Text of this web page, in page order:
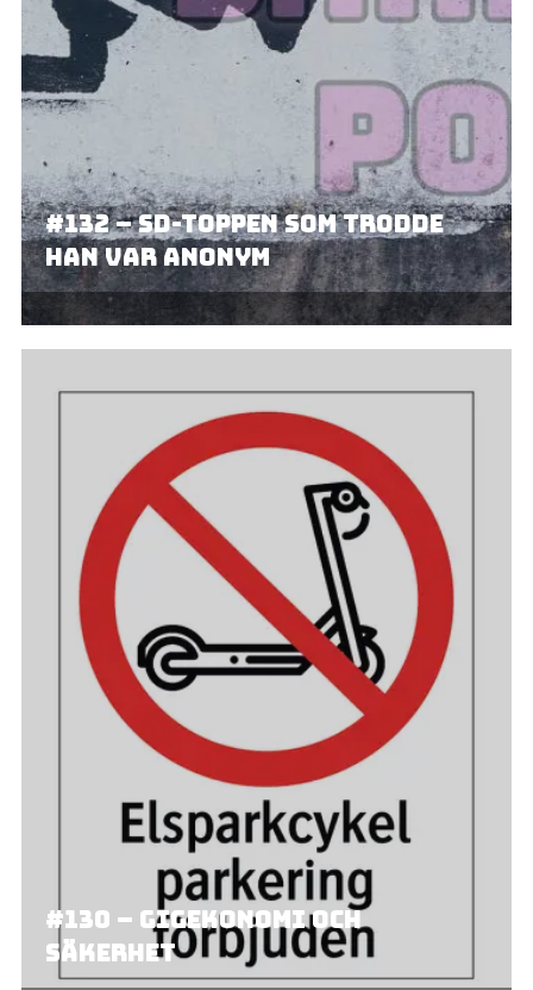
#132 – SD-toppen som trodde
han var anonym
#130 – Gigekonomi och
säkerhet